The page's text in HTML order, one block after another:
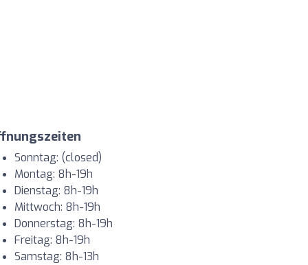
Sonntag: (closed)
Montag: 8h-19h
Dienstag: 8h-19h
Mittwoch: 8h-19h
Donnerstag: 8h-19h
Freitag: 8h-19h
Samstag: 8h-13h